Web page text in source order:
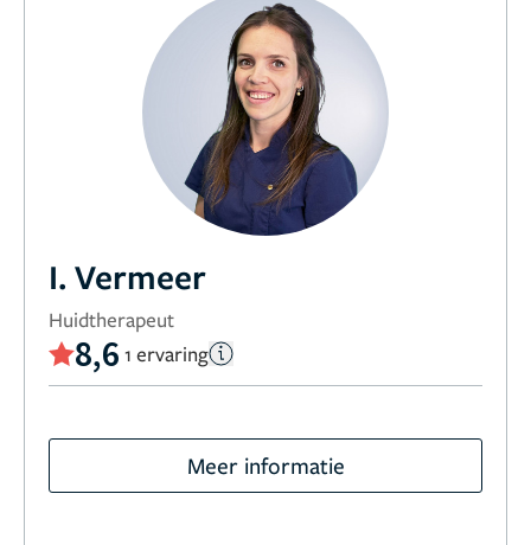
I. Vermeer
Huidtherapeut
8,6 1 ervaring
Meer informatie